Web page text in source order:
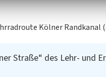
Kölner Randkanal
Straße“ des Lehr- und